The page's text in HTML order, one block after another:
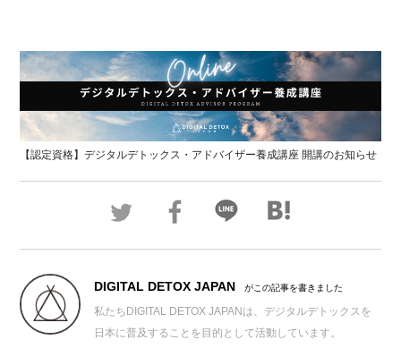
【認定資格】デジタルデトックス・アドバイザー養成講座 開講のお知らせ
DIGITAL DETOX JAPAN がこの記事を書きました
私たちDIGITAL DETOX JAPANは、デジタルデトックスを
日本に普及することを目的として活動しています。